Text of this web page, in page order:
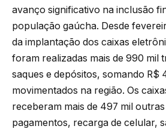
avanço significativo na inclusão
população gaúcha. Desde
da implantação dos caixas
foram realizadas mais de 990 mil
saques e depósitos, somando R$
movimentados na região. Os
receberam mais de 497 mil
pagamentos, recarga de celular,